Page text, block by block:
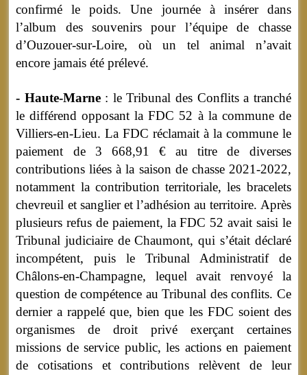
confirmé le poids. Une journée à insérer dans
l’album des souvenirs pour l’équipe de chasse
d’Ouzouer-sur-Loire, où un tel animal n’avait
encore jamais été prélevé.
- Haute-Marne: le Tribunal des Conflits a tranché
le différend opposant la FDC 52 à la commune de
Villiers-en-Lieu. La FDC réclamait à la commune le
paiement de 3 668,91 € au titre de diverses
contributions liées à la saison de chasse 2021-2022,
notamment la contribution territoriale, les bracelets
chevreuil et sanglier et l’adhésion au territoire. Après
plusieurs refus de paiement, la FDC 52 avait saisi le
Tribunal judiciaire de Chaumont, qui s’était déclaré
incompétent, puis le Tribunal Administratif de
Châlons-en-Champagne, lequel avait renvoyé la
question de compétence au Tribunal des conflits. Ce
dernier a rappelé que, bien que les FDC soient des
organismes de droit privé exerçant certaines
missions de service public, les actions en paiement
de cotisations et contributions relèvent de leur